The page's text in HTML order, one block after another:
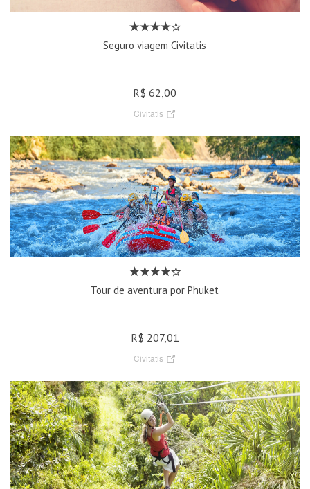
Seguro viagem Civitatis
R$ 62,00
Civitatis
Tour de aventura por Phuket
R$ 207,01
Civitatis